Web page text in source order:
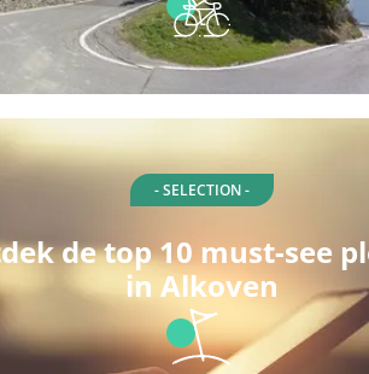
- SELECTION -
de top 10 must-see
in Alkoven